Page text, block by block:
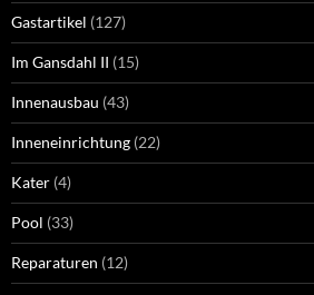
Gastartikel (127)
Im Gansdahl II (15)
Innenausbau (43)
Inneneinrichtung (22)
Kater (4)
Pool (33)
Reparaturen (12)